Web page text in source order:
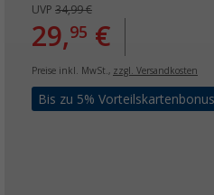
UVP 34,99 €
29,95 €
Preise inkl. MwSt., zzgl. Versandkosten
Bis zu 5%